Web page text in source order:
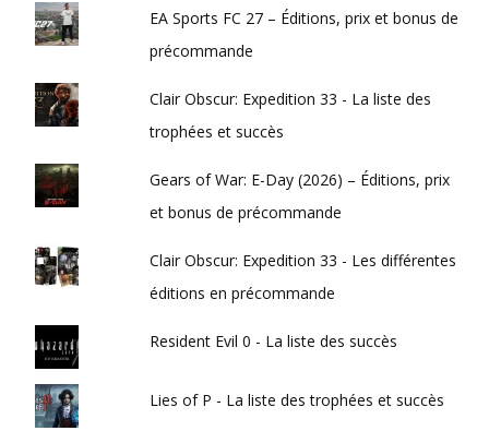
EA Sports FC 27 – Éditions, prix et bonus de
précommande
Clair Obscur: Expedition 33 - La liste des
trophées et succès
Gears of War: E-Day (2026) – Éditions, prix
et bonus de précommande
Clair Obscur: Expedition 33 - Les différentes
éditions en précommande
Resident Evil 0 - La liste des succès
Lies of P - La liste des trophées et succès